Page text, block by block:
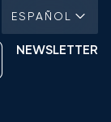
ESPAÑOL
NEWSLETTER